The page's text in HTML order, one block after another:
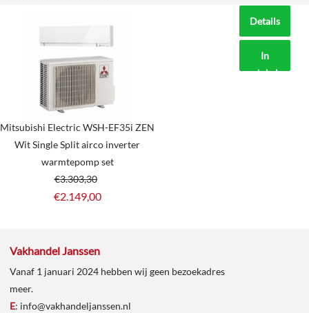
Details
In
winkelmand
Mitsubishi Electric WSH-EF35i ZEN
Wit Single Split airco inverter
warmtepomp set
€3.303,30
€2.149,00
Vakhandel Janssen
Vanaf 1 januari 2024 hebben wij geen bezoekadres
meer.
E: info@vakhandeljanssen.nl